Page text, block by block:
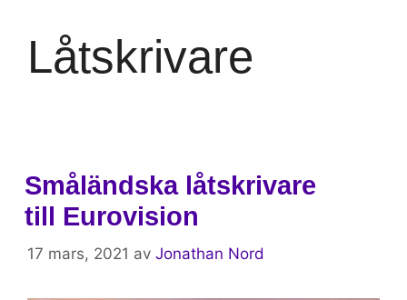
Låtskrivare
Småländska låtskrivare
till Eurovision
17 mars, 2021 av Jonathan Nord